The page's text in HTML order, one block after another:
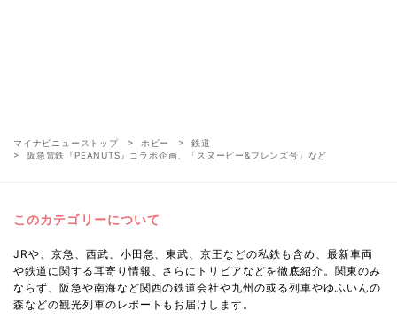
マイナビニューストップ ホビー
鉄道
阪急電鉄『PEANUTS』コラボ企画、「スヌーピー&フレンズ号」など
このカテゴリーについて
JRや、京急、西武、小田急、東武、京王などの私鉄も含め、最新車両
や鉄道に関する耳寄り情報、さらにトリビアなどを徹底紹介。関東のみ
ならず、阪急や南海など関西の鉄道会社や九州の或る列車やゆふいんの
森などの観光列車のレポートもお届けします。